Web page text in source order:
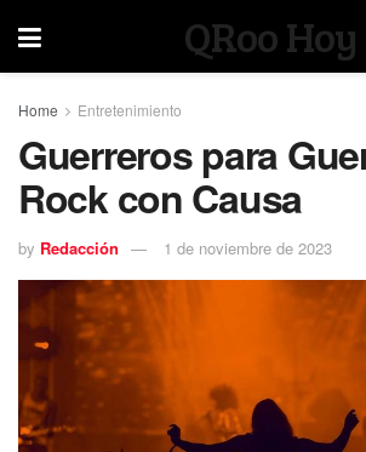
QRoo Hoy
Home Entretenimiento
Guerreros para
Rock con Causa
by Redacción 1 de noviembre de 2023